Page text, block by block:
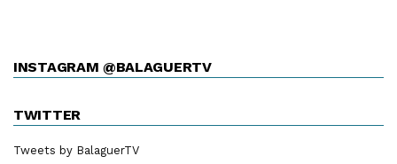
INSTAGRAM @BALAGUERTV
TWITTER
Tweets by BalaguerTV